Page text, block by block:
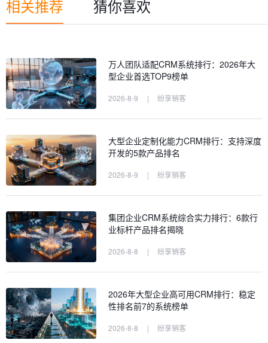
相关推荐 猜你喜欢
万人团队适配CRM系统排行：2026年大
型企业首选TOP9榜单
2026-8-9 | 纷享销客
大型企业定制化能力CRM排行：支持深度
开发的5款产品排名
2026-8-9 | 纷享销客
集团企业CRM系统综合实力排行：6款行
业标杆产品排名揭晓
2026-8-8 | 纷享销客
2026年大型企业高可用CRM排行：稳定
性排名前7的系统榜单
2026-8-8 | 纷享销客